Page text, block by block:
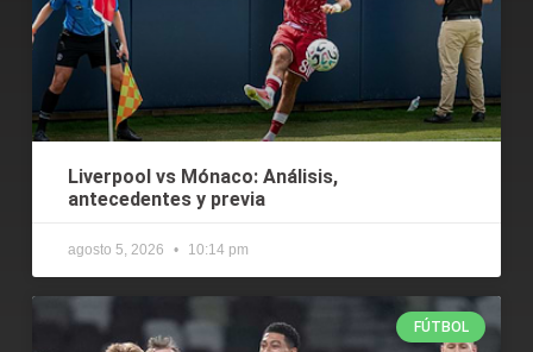
Liverpool vs Mónaco: Análisis,
antecedentes y previa
agosto 5, 2026 10:14 pm
FÚTBOL